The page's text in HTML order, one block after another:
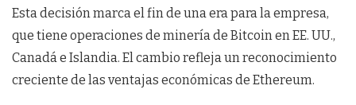
Esta decisión marca el fin de una era para la empresa,
que tiene operaciones de minería de Bitcoin en EE. UU.,
Canadá e Islandia. El cambio refleja un reconocimiento
creciente de las ventajas económicas de Ethereum.